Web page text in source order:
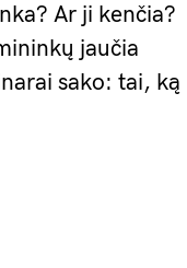
Ar ji kenčia?
jaučia
sako: tai, ką